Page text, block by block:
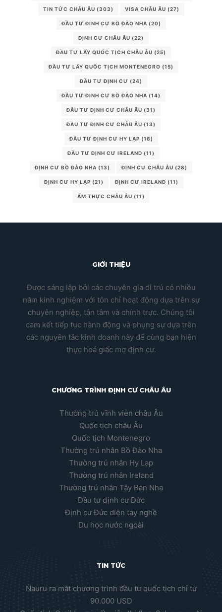
TIN TỨC CHÂU ÂU (303) VISA CHÂU ÂU (27)
ĐẦU TƯ ĐỊNH CƯ BỒ ĐÀO NHA (20)
ĐỊNH CƯ CHÂU ÂU (22)
ĐẦU TƯ LẤY QUỐC TỊCH CHÂU ÂU (25)
ĐẦU TƯ LẤY QUỐC TỊCH MONTENEGRO (15)
ĐẦU TƯ ĐỊNH CƯ (24)
ĐẦU TƯ ĐỊNH CƯ BỒ ĐÀO NHA (14)
ĐẦU TƯ ĐỊNH CƯ CHÂU ÂU (31)
ĐẦU TƯ ĐỊNH CƯ CHÂU ÂU (13)
ĐẦU TƯ ĐỊNH CƯ HY LẠP (16)
ĐẦU TƯ ĐỊNH CƯ IRELAND (11)
ĐỊNH CƯ BỒ ĐÀO NHA (13) ĐỊNH CƯ CHÂU ÂU (28)
ĐỊNH CƯ HY LẠP (21) ĐỊNH CƯ IRELAND (11)
ẨM THỰC CHÂU ÂU (11)
GIỚI THIỆU
Được sáng lập bởi các chuyên gia di trú có nhiều
năm kinh nghiệm với tôn chỉ hoạt động dựa trên sự
chuyên nghiệp, tận tâm và chính trực. Chúng tôi
cam kết tiếp tục hành động và phụng sự dựa trên
các nguyên tắc kinh doanh này để cùng bạn hiện
thực hoá giấc mơ định cư.
CHƯƠNG TRÌNH ĐỊNH CƯ CHÂU ÂU
Thường trú vĩnh viễn châu Âu
Quốc tịch châu Âu
Quốc tịch Montenegro
Thường trú nhân Bồ Đào Nha
Thường trú nhân Hy Lạp
Thường trú nhân Ireland
Thường trú nhân Tây Ban Nha
Đầu tư định cư Đức
Định cư Đức diện tay nghề
Du học nước ngoài
TIN TỨC
Nauru ra mắt chương trình đầu tư quốc tịch chỉ từ
90.000 USD